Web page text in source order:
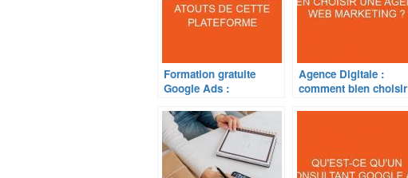
Formation gratuite
Google Ads :
atouts de cette
plateforme
Agence Digitale :
comment bien choisir